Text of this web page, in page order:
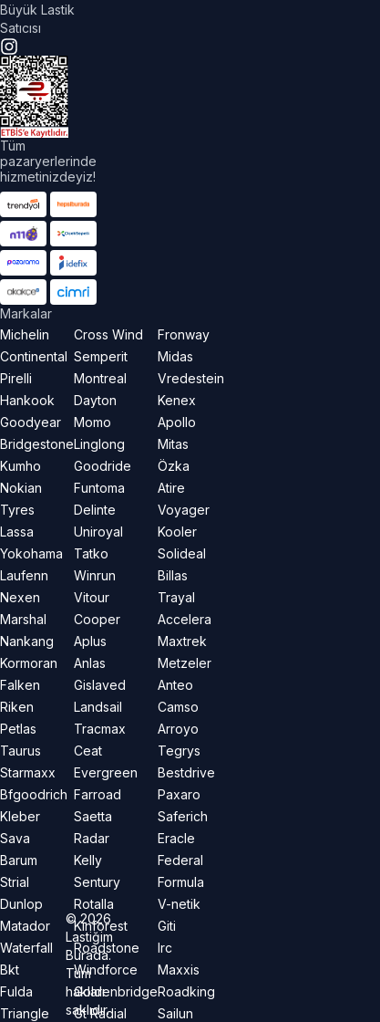
Büyük Lastik
Satıcısı
Tüm
pazaryerlerinde
hizmetinizdeyiz!
Markalar
Michelin
Continental
Pirelli
Hankook
Goodyear
Bridgestone
Kumho
Nokian
Tyres
Lassa
Yokohama
Laufenn
Nexen
Marshal
Nankang
Kormoran
Falken
Riken
Petlas
Taurus
Starmaxx
Bfgoodrich
Kleber
Sava
Barum
Strial
Dunlop
Matador
Waterfall
Bkt
Fulda
Triangle
Cross Wind
Semperit
Montreal
Dayton
Momo
Linglong
Goodride
Funtoma
Delinte
Uniroyal
Tatko
Winrun
Vitour
Cooper
Aplus
Anlas
Gislaved
Landsail
Tracmax
Ceat
Evergreen
Farroad
Saetta
Radar
Kelly
Sentury
Rotalla
Kinforest
Roadstone
Windforce
Goldenbridge
Gt Radial
Fronway
Midas
Vredestein
Kenex
Apollo
Mitas
Özka
Atire
Voyager
Kooler
Solideal
Billas
Trayal
Accelera
Maxtrek
Metzeler
Anteo
Camso
Arroyo
Tegrys
Bestdrive
Paxaro
Saferich
Eracle
Federal
Formula
V-netik
Giti
Irc
Maxxis
Roadking
Sailun
©2026
Lastiğim
Burada.
Tüm
hakları
saklıdır.